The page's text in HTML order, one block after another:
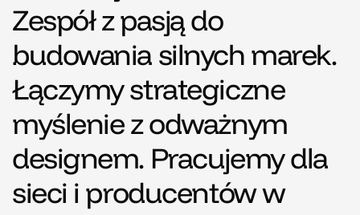
Zespół z pasją do
budowania silnych marek.
Łączymy strategiczne
myślenie z odważnym
designem. Pracujemy dla
sieci i producentów w